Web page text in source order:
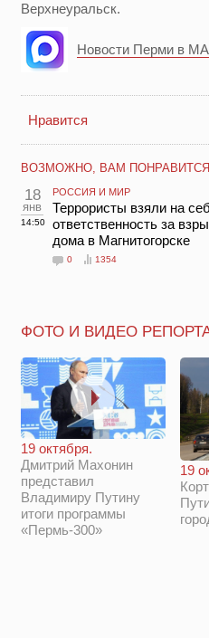
Верхнеуральск.
Новости Перми в
Нравится
ВОЗМОЖНО, ВАМ ПОНРАВИТСЯ
18
янв
14:50
РОССИЯ И МИР
Террористы взяли на
ответственность за
дома в Магнитогорске
0 1354
ФОТО И ВИДЕО
19 октября.
Дмитрий Махонин
представил
Владимиру Путину
итоги программы
«Пермь-300»
19